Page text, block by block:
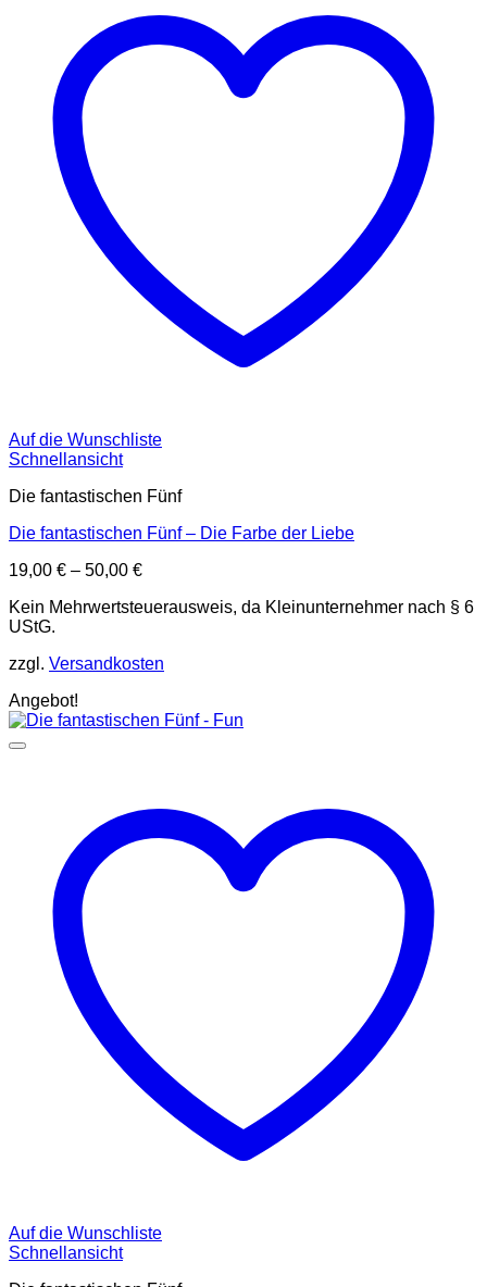
Auf die Wunschliste
Schnellansicht
Die fantastischen Fünf
Die fantastischen Fünf – Die Farbe der Liebe
19,00 € – 50,00 €
Kein Mehrwertsteuerausweis, da Kleinunternehmer nach § 6
UStG.
zzgl. Versandkosten
Angebot!
Auf die Wunschliste
Schnellansicht